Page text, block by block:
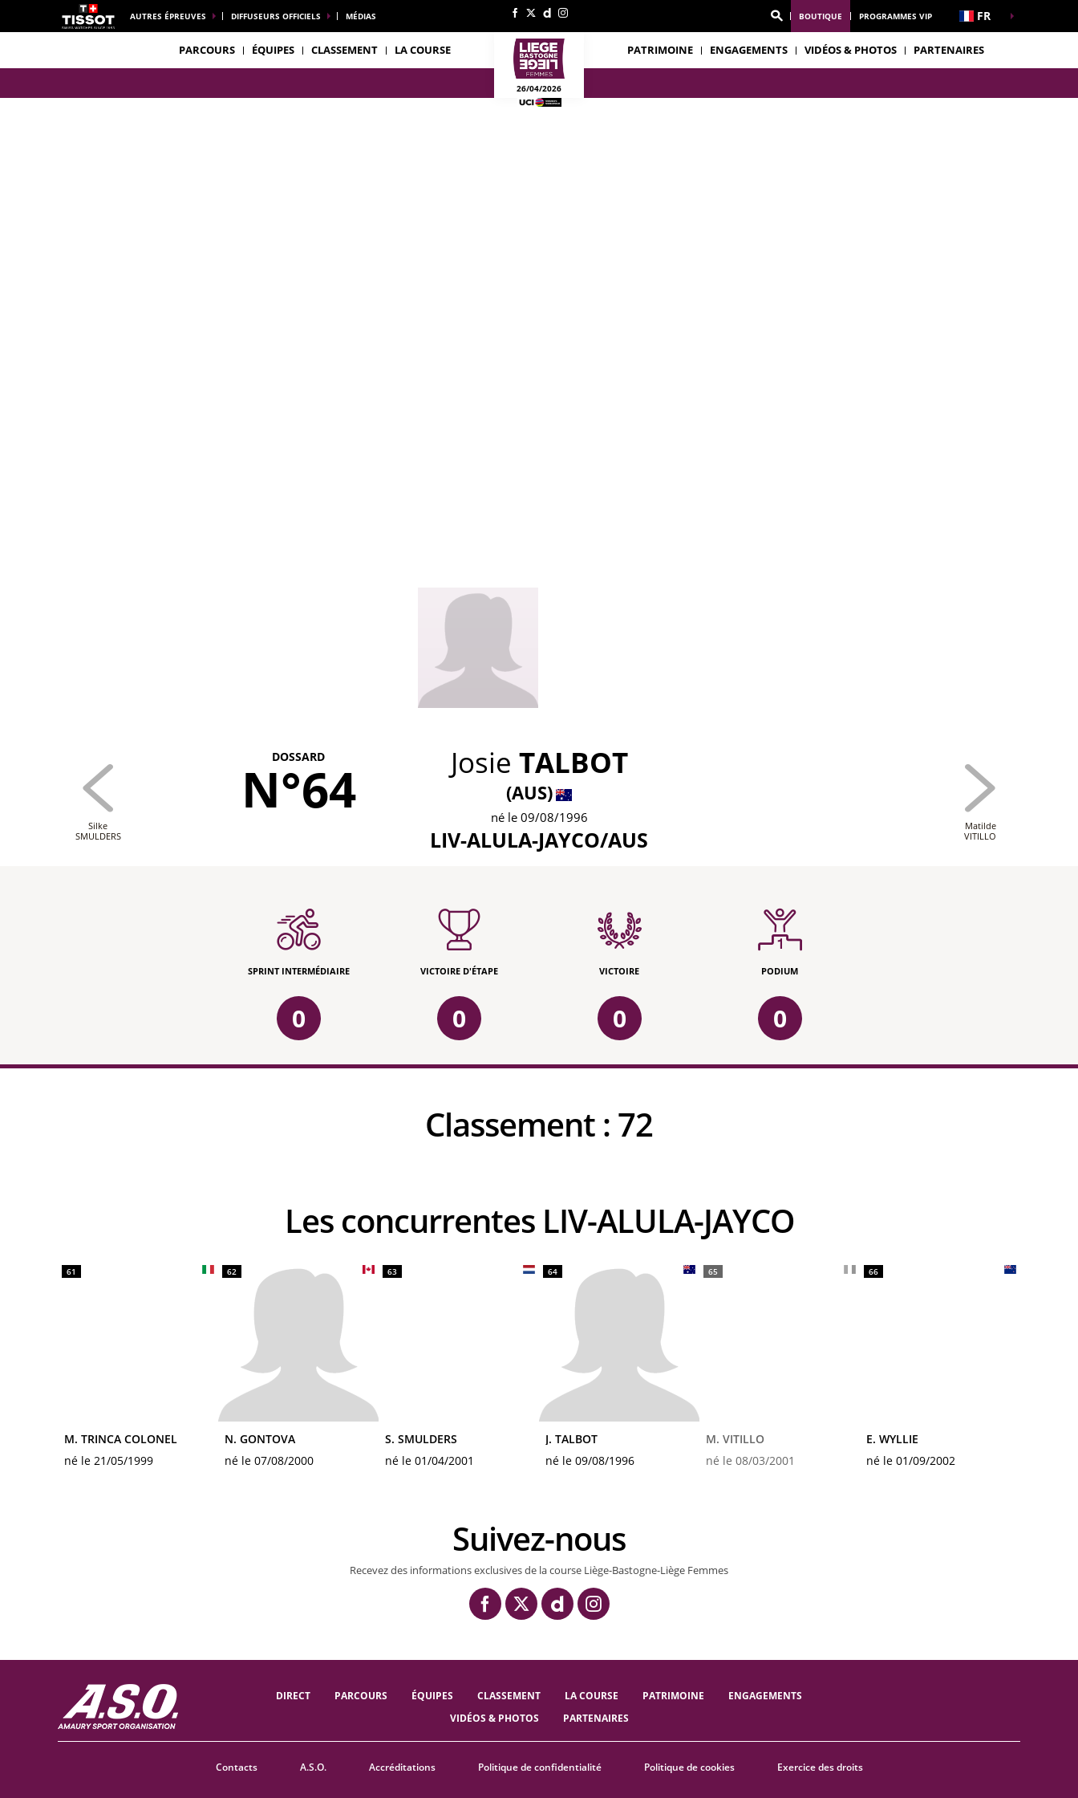
AUTRES ÉPREUVES DIFFUSEURS OFFICIELS MÉDIAS BOUTIQUE PROGRAMMES VIP FR
PARCOURS ÉQUIPES CLASSEMENT LA COURSE
26/04/2026
PATRIMOINE ENGAGEMENTS VIDÉOS & PHOTOS PARTENAIRES
DOSSARD
N°64 Josie TALBOT
(AUS)
né le 09/08/1996
LIV-ALULA-JAYCO/AUS
Silke
SMULDERS
Matilde
VITILLO
SPRINT INTERMÉDIAIRE
0
VICTOIRE D'ÉTAPE
0
VICTOIRE
0
PODIUM
0
Classement : 72
Les concurrentes LIV-ALULA-JAYCO
61
M. TRINCA COLONEL
né le 21/05/1999
62
N. GONTOVA
né le 07/08/2000
63
S. SMULDERS
né le 01/04/2001
64
J. TALBOT
né le 09/08/1996
65
M. VITILLO
né le 08/03/2001
66
E. WYLLIE
né le 01/09/2002
Suivez-nous
Recevez des informations exclusives de la course Liège-Bastogne-Liège Femmes
DIRECT PARCOURS ÉQUIPES CLASSEMENT LA COURSE PATRIMOINE
ENGAGEMENTS
VIDÉOS & PHOTOS
PARTENAIRES
Contacts A.S.O. Accréditations Politique de confidentialité Politique de cookies Exercice des droits